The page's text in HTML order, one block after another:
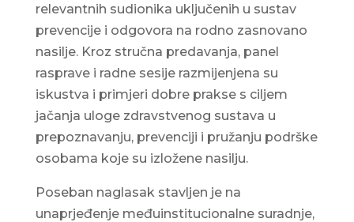
relevantnih sudionika uključenih u sustav
prevencije i odgovora na rodno zasnovano
nasilje. Kroz stručna predavanja, panel
rasprave i radne sesije razmijenjena su
iskustva i primjeri dobre prakse s ciljem
jačanja uloge zdravstvenog sustava u
prepoznavanju, prevenciji i pružanju podrške
osobama koje su izložene nasilju.
Poseban naglasak stavljen je na
unaprjeđenje međuinstitucionalne suradnje,